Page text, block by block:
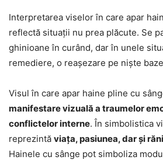
Interpretarea viselor în care apar
reflectă situații nu prea plăcute. Se
ghinioane în curând, dar în unele
remediere, o reașezare pe niște
Visul în care apar haine pline cu
manifestare vizuală a traumelor
conflictelor interne. În simbolistica
reprezintă viața, pasiunea, dar și
Hainele cu sânge pot simboliza